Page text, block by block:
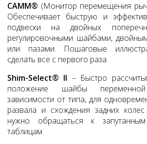
CAMM® (Монитор перемещения
Обеспечивает быструю и
подвески на двойных
регулировочными шайбами,
или пазами. Пошаговые
сделать все с первого раза.
Shim-Select® II – Быстро
положение шайбы
зависимости от типа, для
развала и схождения задних
нужно обращаться к
таблицам.